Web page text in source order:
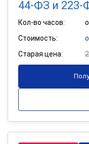
44-ФЗ и 223-
Кол-во часов:
Стоимость:
Старая цена: